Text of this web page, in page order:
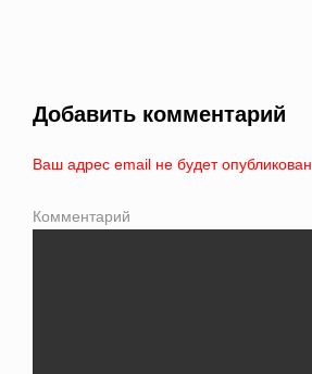
Добавить комментарий
Ваш адрес email не будет опубликован.
Комментарий